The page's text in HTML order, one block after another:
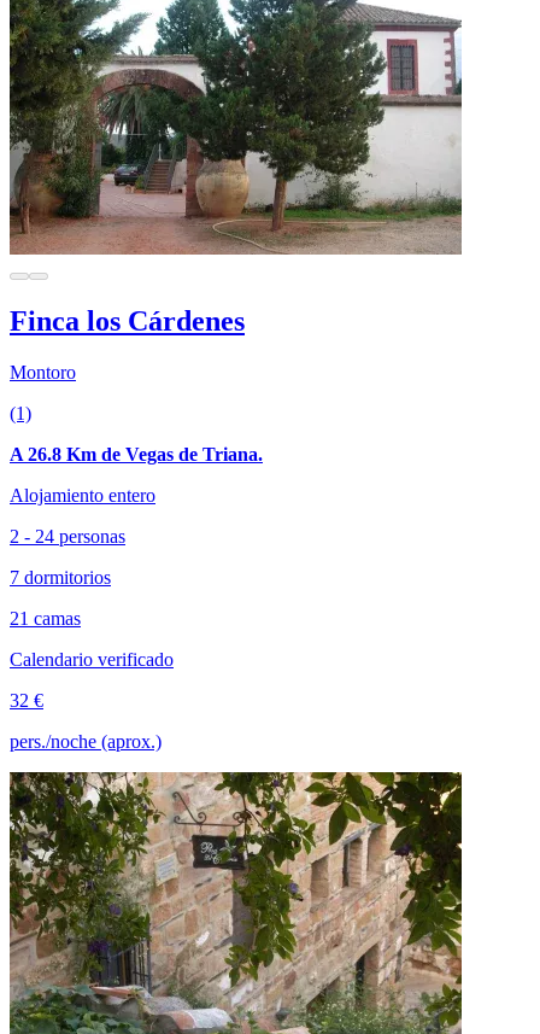
Finca los Cárdenes
Montoro
(1)
A 26.8 Km de Vegas de Triana.
Alojamiento entero
2 - 24 personas
7 dormitorios
21 camas
Calendario verificado
32 €
pers./noche (aprox.)